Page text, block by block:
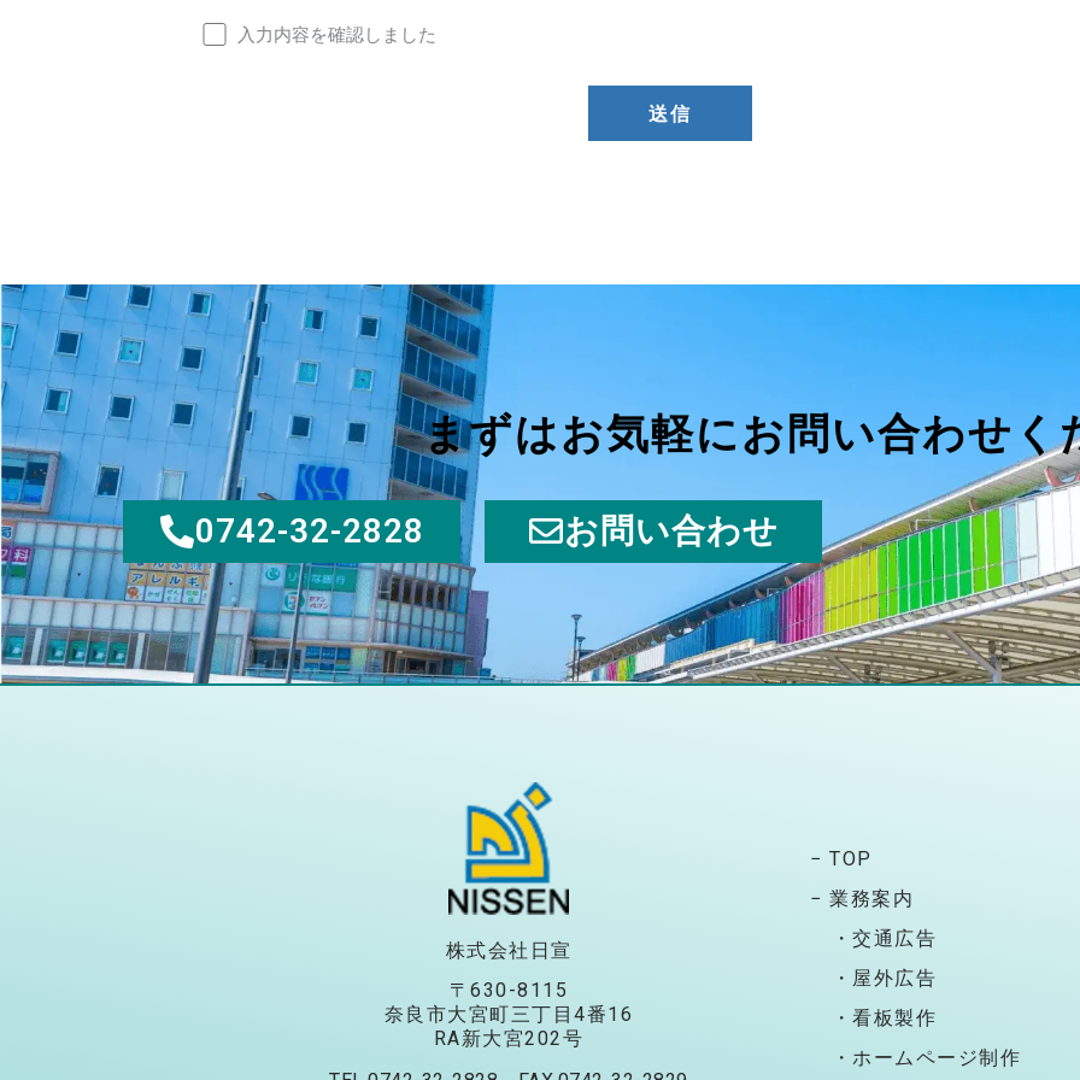
入力内容を確認しました
まずはお気軽にお問い合わせく
0742-32-2828 お問い合わせ
株式会社日宣
〒630-8115
奈良市大宮町三丁目4番16
RA新大宮202号
− TOP
− 業務案内
・交通広告
・屋外広告
・看板製作
・ホームページ制作